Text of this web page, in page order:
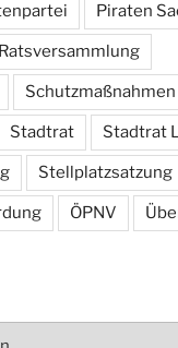
Piraten
Ratsversammlung
Schutzmaßnahmen
Stadtrat Stadtrat
Stellplatzsatzung
ÖPNV